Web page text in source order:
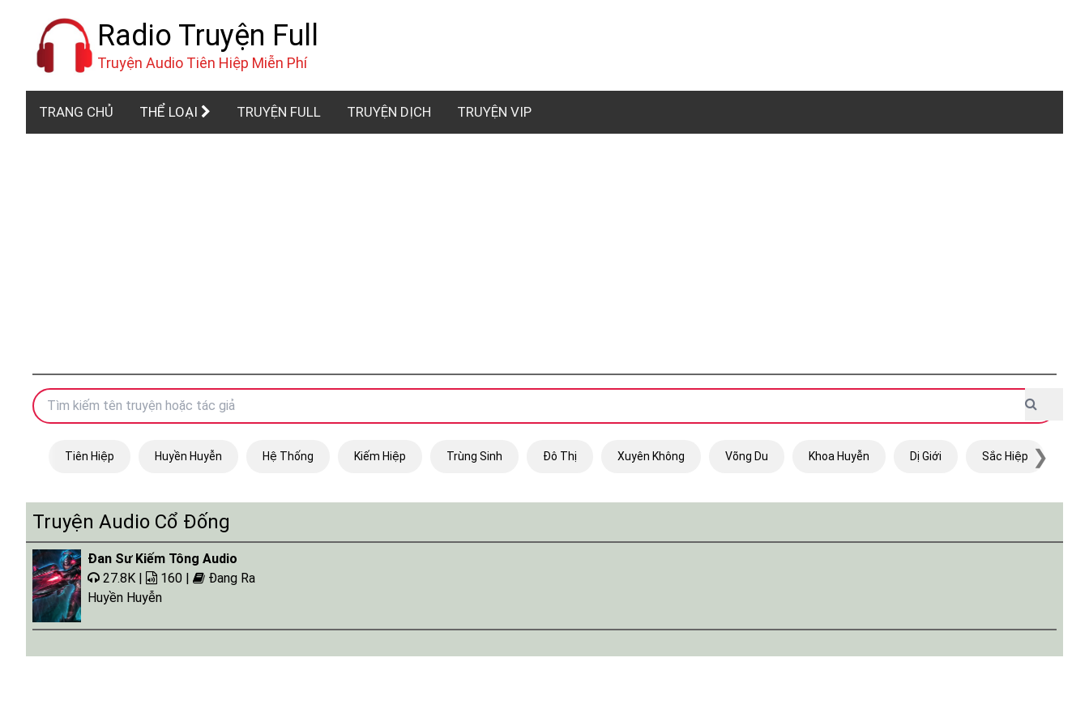
Radio Truyện Full
Truyện Audio Tiên Hiệp Miễn Phí
TRANG CHỦ THỂ LOẠI TRUYỆN FULL TRUYỆN DỊCH TRUYỆN VIP
Tiên Hiệp Huyền Huyễn Hệ Thống Kiếm Hiệp Trùng Sinh Đô Thị Xuyên Không Võng Du Khoa Huyễn Dị Giới Sắc Hiệp ❯
Truyện Audio Cổ Đống
Đan Sư Kiếm Tông Audio
27.8K |
160 |
Đang Ra
Huyền Huyễn